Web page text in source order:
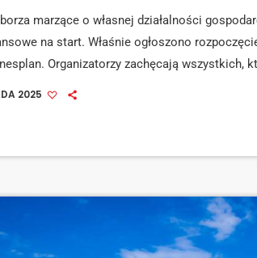
marzące o własnej działalności
na start. Właśnie ogłoszono
Organizatorzy zachęcają wszystkich,
swoich sił – zgłoszenia przyjmowane są do
2025